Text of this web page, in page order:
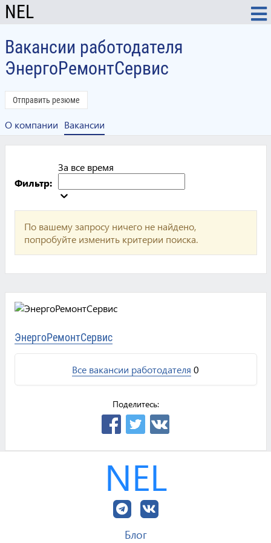
NEL
Вакансии работодателя
ЭнергоРемонтСервис
Отправить резюме
О компании Вакансии
Фильтр:
За все время
По вашему запросу ничего не найдено,
попробуйте изменить критерии поиска.
ЭнергоРемонтСервис
Все вакансии работодателя 0
Поделитесь:
NEL
Блог